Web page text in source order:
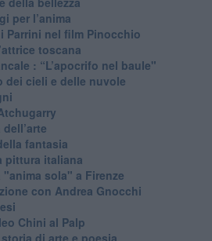
per l’anima
Parrini nel film Pinocchio
toscana
: “L’apocrifo nel baule"
dei cieli e delle nuvole
fantasia
pittura italiana
sola" a Firenze
con Andrea Gnocchi
Chini al Palp
di arte e poesia